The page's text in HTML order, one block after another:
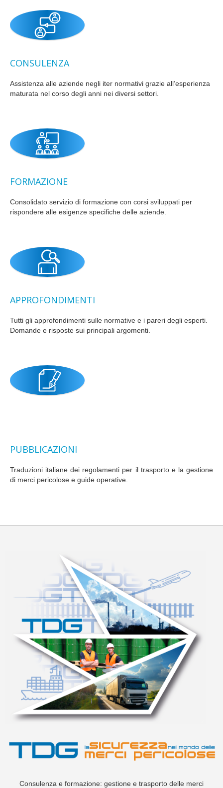
CONSULENZA
Assistenza alle aziende negli iter normativi grazie all’esperienza
maturata nel corso degli anni nei diversi settori.
FORMAZIONE
Consolidato servizio di formazione con corsi sviluppati per
rispondere alle esigenze specifiche delle aziende.
APPROFONDIMENTI
Tutti gli approfondimenti sulle normative e i pareri degli esperti.
Domande e risposte sui principali argomenti.
PUBBLICAZIONI
Traduzioni italiane dei regolamenti per il trasporto e la gestione
di merci pericolose e guide operative.
Consulenza e formazione: gestione e trasporto delle merci